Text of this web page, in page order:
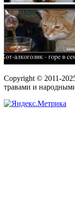
Copyright © 2011-
травами и